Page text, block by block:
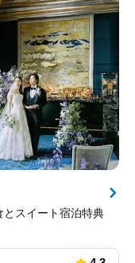
スイート宿泊特典